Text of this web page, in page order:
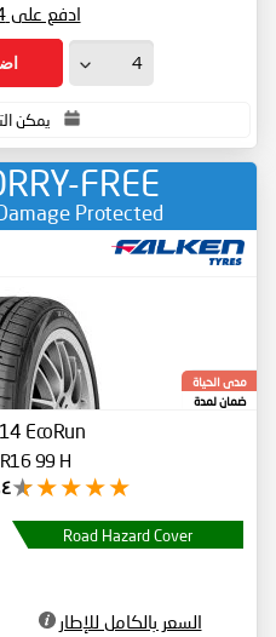
ادفع على 4 أقساط
يمكن
FREE
Protected
مدى الحياة
ضمان لمدة
EcoRun
99 H
Road Hazard Cover
السعر بالكامل للإطار